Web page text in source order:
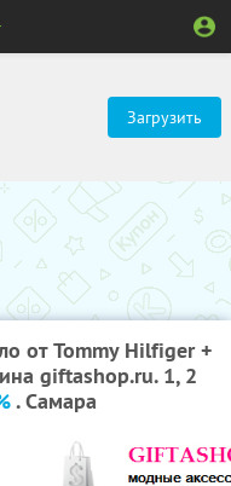
Загрузить
от Tommy Hilfiger +
giftashop.ru. 1, 2
. Самара